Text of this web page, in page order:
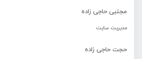
مجتبی حاجی زاده
مدیریت سایت
حجت حاجی زاده